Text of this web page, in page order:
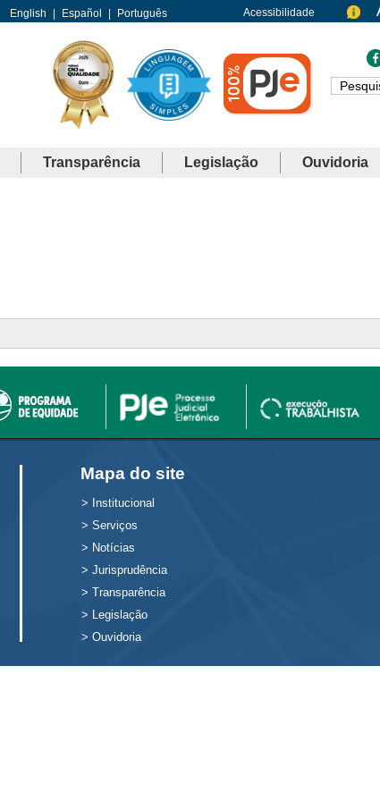
English Español Português Acessibilidade
Busca
Transparência Legislação Ouvidoria
Mapa do site
> Institucional
> Serviços
> Notícias
> Jurisprudência
> Transparência
> Legislação
> Ouvidoria